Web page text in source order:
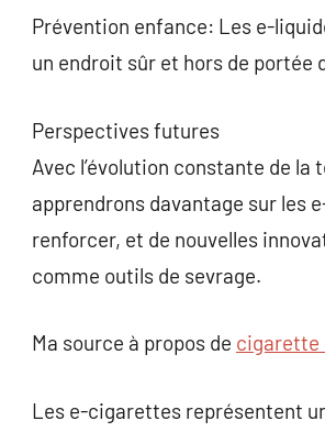
Prévention enfance: Les e-
un endroit sûr et hors de portée
Perspectives futures
Avec l’évolution constante de
apprendrons davantage sur les
renforcer, et de nouvelles
comme outils de sevrage.
Ma source à propos de cigarette
Les e-cigarettes représentent